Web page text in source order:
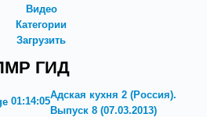
Видео
Категории
Загрузить
ГИД
01:14:05
Адская кухня 2 (Россия).
Выпуск 8 (07.03.2013)